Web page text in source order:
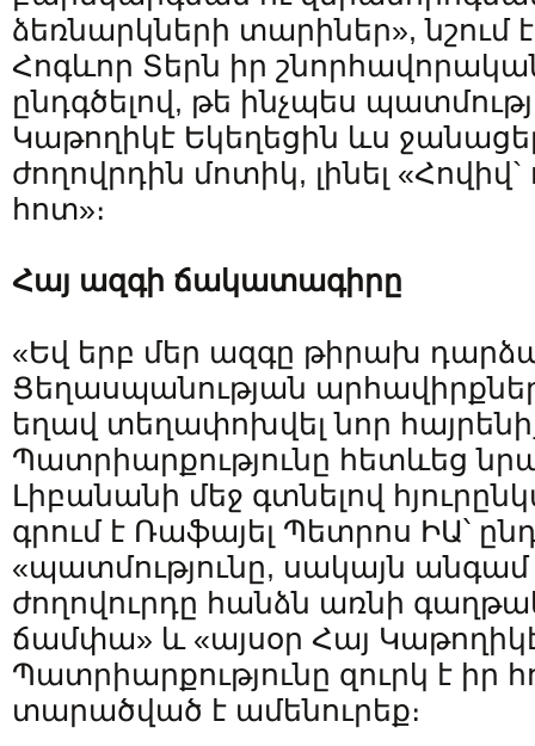
ձեռնարկների տարիներ»,
Հոգևոր Տերն իր
ընդգծելով, թե ինչպես
Կաթողիկէ Եկեղեցին ևս ջանացել
ժողովրդին մոտիկ, լինել
հոտ»։
Հայ ազգի ճակատագիրը
«Եվ երբ մեր ազգը թիրախ
Ցեղասպանության
եղավ տեղափոխվել նոր
Պատրիարքությունը հետևեց
Լիբանանի մեջ գտնելով
գրում է Ռաֆայել Պետրոս ԻԱ՝
«պատմությունը, սակայն
ժողովուրդը հանձն առնի
ճամփա» և «այսօր Հայ
Պատրիարքությունը զուրկ է իր
տարածված է ամենուրեք։